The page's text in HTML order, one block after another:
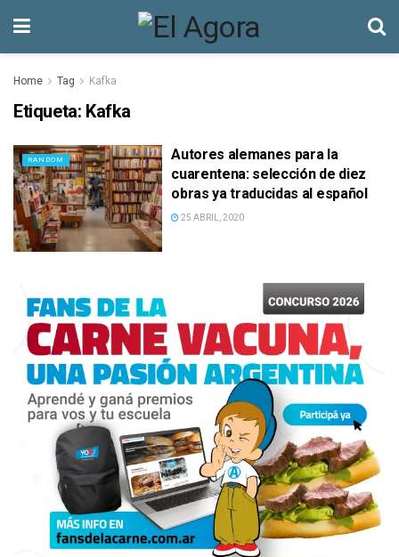
Home Tag Kafka
Etiqueta: Kafka
RANDOM
Autores alemanes para la
cuarentena: selección de diez
obras ya traducidas al español
25 ABRIL, 2020